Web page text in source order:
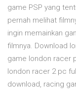
game PSP yang
pernah melihat
ingin memainkan
filmnya. Download
game london racer
london racer 2 pc
download, racing